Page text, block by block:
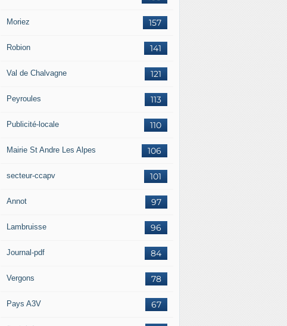
157
Moriez
141
Robion
121
Val de Chalvagne
113
Peyroules
110
Publicité-locale
106
Mairie St Andre Les Alpes
101
secteur-ccapv
97
Annot
96
Lambruisse
84
Journal-pdf
78
Vergons
67
Pays A3V